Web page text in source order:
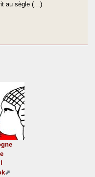
au sègle (…)